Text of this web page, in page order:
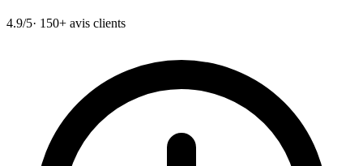
4.9/5· 150+ avis clients